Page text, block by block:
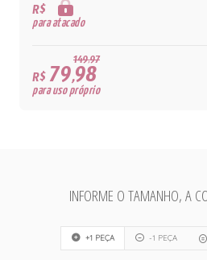
R$
para atacado
149,97
R$79,98
para uso próprio
INFORME O TAMANHO, A
+1 PEÇA -1 PEÇA